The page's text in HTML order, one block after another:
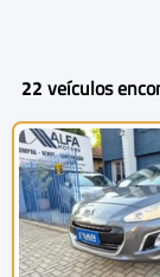
22 veículos